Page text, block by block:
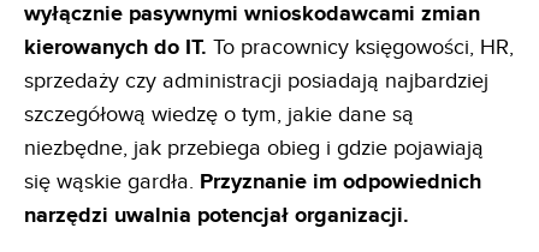
wyłącznie pasywnymi wnioskodawcami zmian
kierowanych do IT. To pracownicy księgowości, HR,
sprzedaży czy administracji posiadają najbardziej
szczegółową wiedzę o tym, jakie dane są
niezbędne, jak przebiega obieg i gdzie pojawiają
się wąskie gardła. Przyznanie im odpowiednich
narzędzi uwalnia potencjał organizacji.